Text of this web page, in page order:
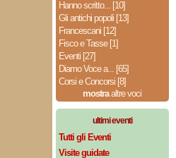
Hanno scritto... [10]
Gli antichi popoli [13]
Francescani [12]
Fisco e Tasse [1]
Eventi [27]
Diamo Voce a... [65]
Corsi e Concorsi [8]
mostraaltre voci
ultimi eventi
Tutti gli Eventi
Visite guidate